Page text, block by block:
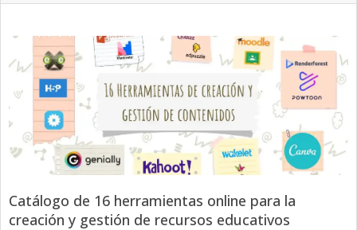
Catálogo de 16 herramientas online para la
creación y gestión de recursos educativos